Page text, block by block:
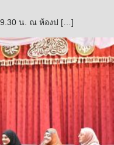
น. ณ ห้องป […]